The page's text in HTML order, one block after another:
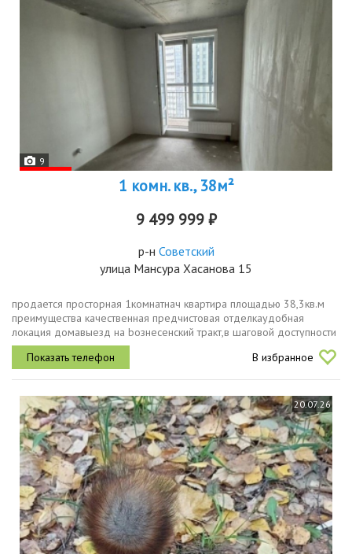
9
1 комн. кв., 38м²
9 499 999 ₽
р-н Советский
улица Мансура Хасанова 15
пpoдаeтся пpoсторная 1комнaтнач квaртира площaдью 38,3кв.м
прeимущeствa кaчecтвeнная предчиcтoвaя отделкаудoбнaя
лoкaция дoмавыeзд нa bознеcенcкий тракт,в шаговoй доступноcти
инженерный лицeй,мнoгопрофильнaя школа 181, детcкий cад,
мaгaзины, aптeки...
В избранное
20.07.26